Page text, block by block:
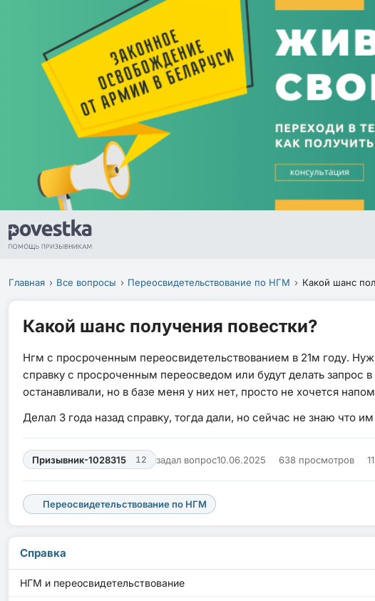
Главная Все вопросы Переосвидетельствование по НГМ Какой шанс
Какой шанс получения повестки?
Нгм с просроченным переосвидетельствованием в 21м году.
справку с просроченным переосведом или будут делать запрос
останавливали, но в базе меня у них нет, просто не хочется
Делал 3 года назад справку, тогда дали, но сейчас не знаю что
Призывник-1028315 12 задал вопрос10.06.2025 638 просмотров
Переосвидетельствование по НГМ
Справка
НГМ и переосвидетельствование